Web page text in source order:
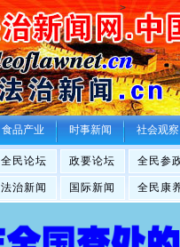
>
食品产业 时事新闻 社会观察
全民论坛 政要论坛 全民参
法治新闻 国际新闻 全民康